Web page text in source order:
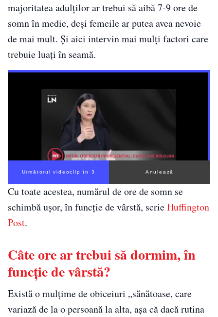
majoritatea adulților ar trebui să aibă 7-9 ore de
somn în medie, deși femeile ar putea avea nevoie
de mai mult. Și aici intervin mai mulți factori care
trebuie luați în seamă.
Următorul videoclip în 2 Anulează
Cu toate acestea, numărul de ore de somn se
schimbă ușor, în funcție de vârstă, scrieHuffington
Post.
Câte ore ar trebui să dormim, în
funcție de vârstă?
Există o mulțime de obiceiuri „sănătoase, care
variază de la o persoană la alta, așa că dacă rutina